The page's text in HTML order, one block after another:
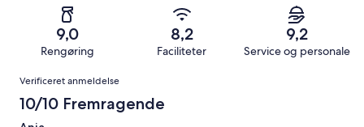
anmeldelser
3411
alt
3411
Forfærdeligt.
af
alt
9,0
Rengøring
8,2
Faciliteter
9,2
Service og personale
Anmeldelser
Verificeret anmeldelse
10/10 Fremragende